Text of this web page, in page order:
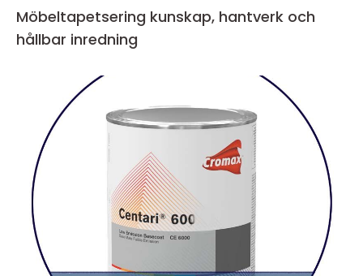
Möbeltapetsering kunskap, hantverk och
hållbar inredning